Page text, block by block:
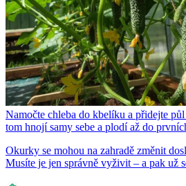
Namočte chleba do kbelíku a přidejte
tom hnojí samy sebe a plodí až do
Okurky se mohou na zahradě změnit
Musíte je jen správně vyživit – a pak už